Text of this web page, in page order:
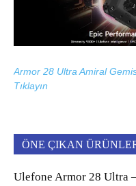
Armor 28 Ultra Amiral
Tıklayın
ÖNE ÇIKAN
Ulefone Armor 28 Ultra